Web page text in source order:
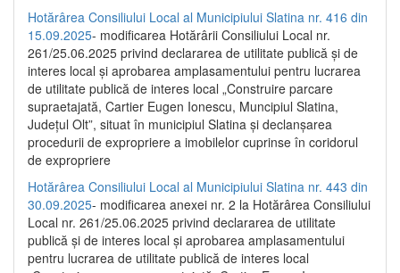
Hotărârea Consiliului Local al Municipiului Slatina nr. 416 din
15.09.2025- modificarea Hotărârii Consiliului Local nr.
261/25.06.2025 privind declararea de utilitate publică și de
interes local și aprobarea amplasamentului pentru lucrarea
de utilitate publică de interes local „Construire parcare
supraetajată, Cartier Eugen Ionescu, Muncipiul Slatina,
Județul Olt”, situat în municipiul Slatina și declanșarea
procedurii de expropriere a imobilelor cuprinse în coridorul
de expropriere
Hotărârea Consiliului Local al Municipiului Slatina nr. 443 din
30.09.2025- modificarea anexei nr. 2 la Hotărârea Consiliului
Local nr. 261/25.06.2025 privind declararea de utilitate
publică şi de interes local şi aprobarea amplasamentului
pentru lucrarea de utilitate publică de interes local